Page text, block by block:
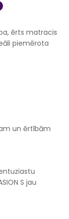
ērts matracis
piemērota
un ērtībām
S jau